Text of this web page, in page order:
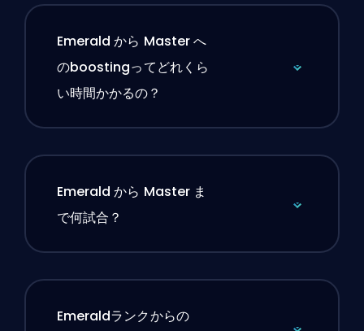
Emerald から Master へ
のboostingってどれくら
い時間かかるの？
Emerald から Master ま
で何試合？
Emeraldランクからの